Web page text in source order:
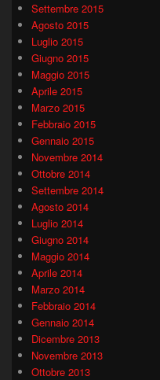
Settembre 2015
Agosto 2015
Luglio 2015
Giugno 2015
Maggio 2015
Aprile 2015
Marzo 2015
Febbraio 2015
Gennaio 2015
Novembre 2014
Ottobre 2014
Settembre 2014
Agosto 2014
Luglio 2014
Giugno 2014
Maggio 2014
Aprile 2014
Marzo 2014
Febbraio 2014
Gennaio 2014
Dicembre 2013
Novembre 2013
Ottobre 2013